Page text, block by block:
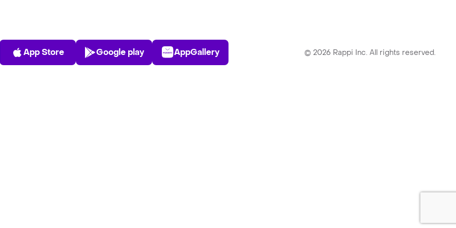
App Store
App Store
Play Store
Google play
AppGallery
AppGallery © 2026 Rappi Inc. All rights reserved.